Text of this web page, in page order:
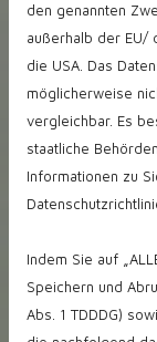
suchen
Dann
Gutachter.
den genannten
außerhalb der EU/
die USA. Das
möglicherweise
vergleichbar. Es
staatliche
Informationen zu
Indem Sie auf
Speichern und
Abs. 1 TDDDG)